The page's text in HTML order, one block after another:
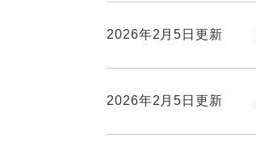
2026年2月5日更新
2026年2月5日更新